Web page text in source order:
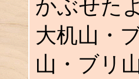
かぶせた
大机山・
山・ブリ